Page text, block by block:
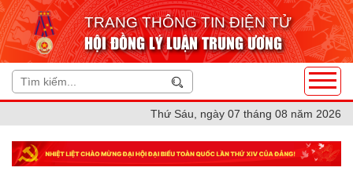
TRANG THÔNG TIN ĐIỆN TỬ
HỘI ĐỒNG LÝ LUẬN TRUNG ƯƠNG
Thứ Sáu, ngày 07 tháng 08 năm 2026